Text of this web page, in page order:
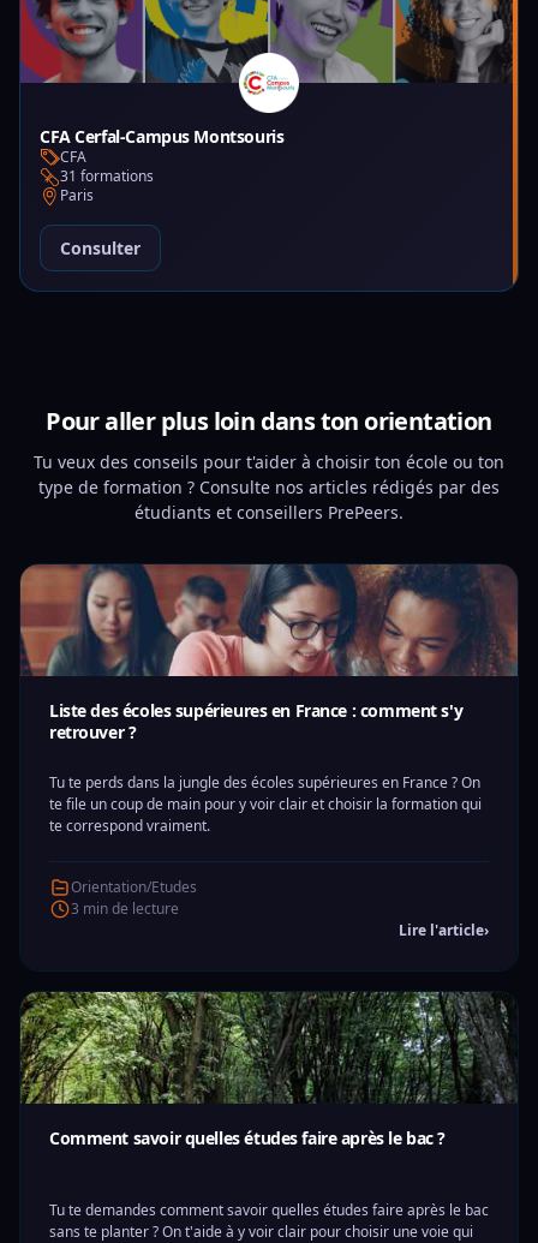
CFA Cerfal-Campus Montsouris
CFA
31 formations
Paris
Consulter
Pour aller plus loin dans ton orientation
Tu veux des conseils pour t'aider à choisir ton école ou ton
type de formation ? Consulte nos articles rédigés par des
étudiants et conseillers PrePeers.
Liste des écoles supérieures en France : comment s'y
retrouver ?
Tu te perds dans la jungle des écoles supérieures en France ? On
te file un coup de main pour y voir clair et choisir la formation qui
te correspond vraiment.
Orientation/Etudes
3 min de lecture
Lire l'article›
Comment savoir quelles études faire après le bac ?
Tu te demandes comment savoir quelles études faire après le bac
sans te planter ? On t'aide à y voir clair pour choisir une voie qui